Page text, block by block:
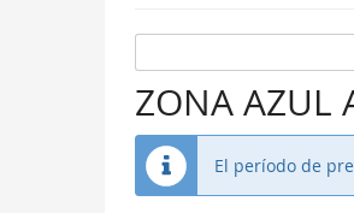
ZONA AZUL
El período de